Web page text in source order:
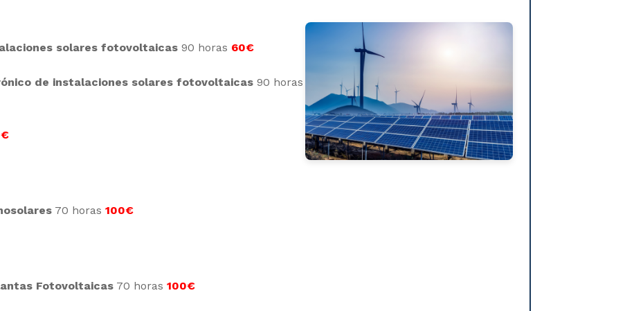
solares fotovoltaicas 90 horas 60€
de instalaciones solares fotovoltaicas 90 horas
70 horas 100€
Fotovoltaicas 70 horas 100€